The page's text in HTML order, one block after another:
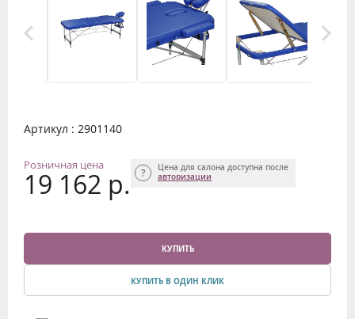
Артикул : 2901140
Розничная цена
19 162 р.
Цена для салона доступна после
авторизации
КУПИТЬ
КУПИТЬ В ОДИН КЛИК